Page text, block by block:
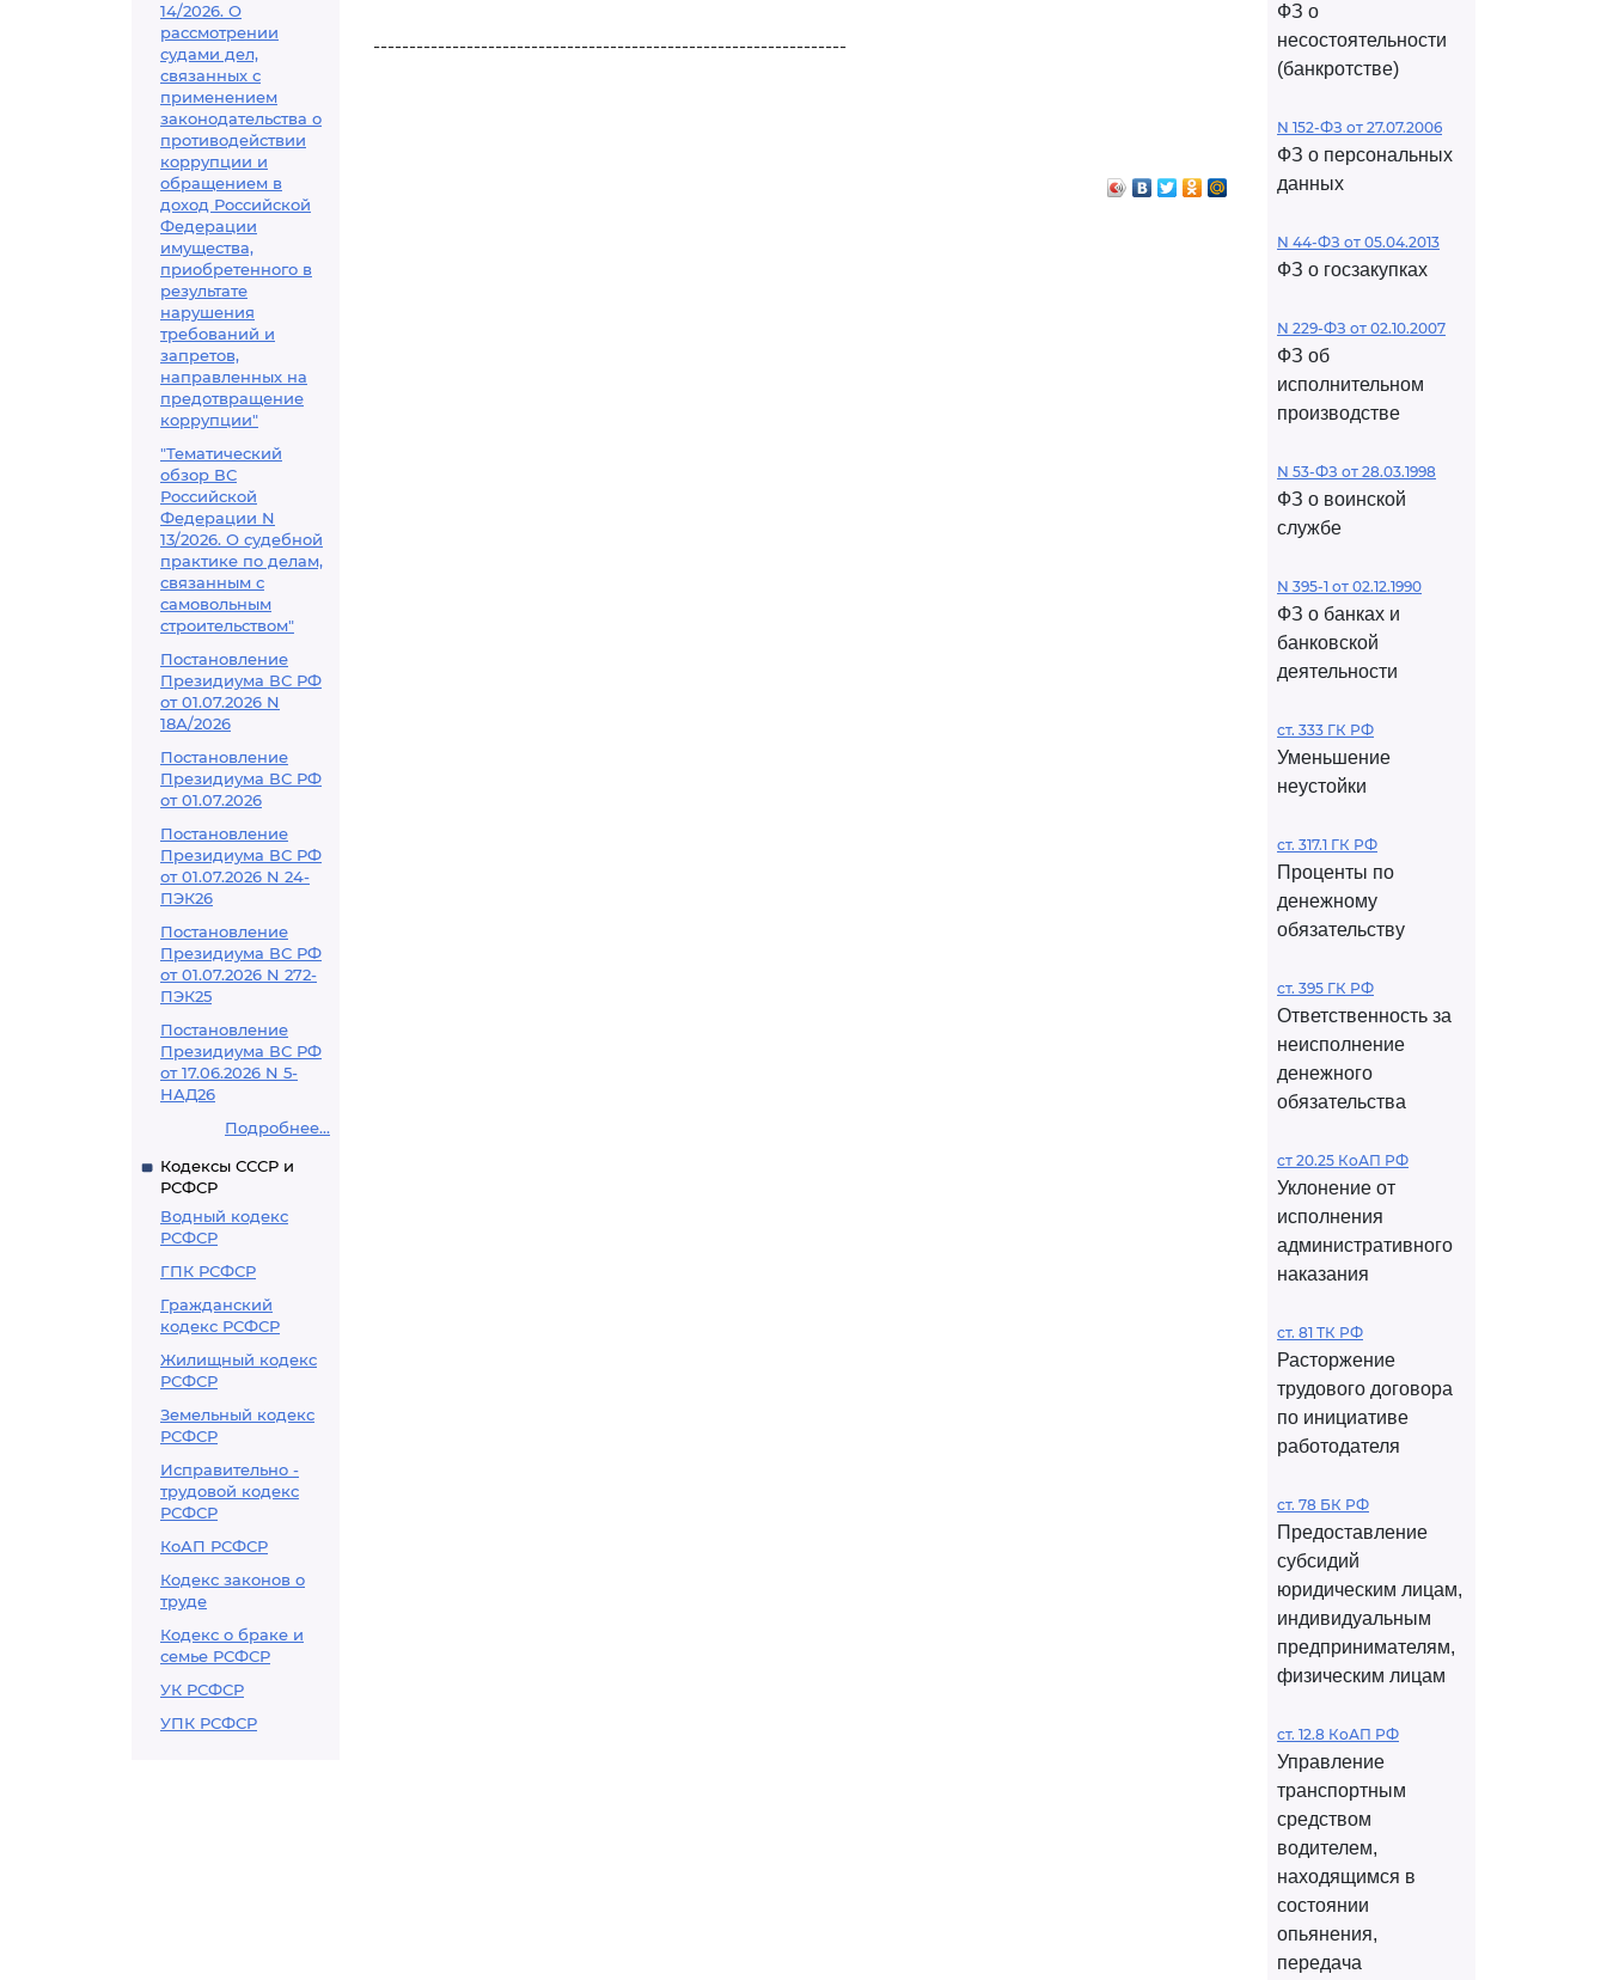
14/2026. О
рассмотрении
судами дел,
связанных с
применением
законодательства о
противодействии
коррупции и
обращением в
доход Российской
Федерации
имущества,
приобретенного в
результате
нарушения
требований и
запретов,
направленных на
предотвращение
коррупции"
"Тематический
обзор ВС
Российской
Федерации N
13/2026. О судебной
практике по делам,
связанным с
самовольным
строительством"
Постановление
Президиума ВС РФ
от 01.07.2026 N
18А/2026
Постановление
Президиума ВС РФ
от 01.07.2026
Постановление
Президиума ВС РФ
от 01.07.2026 N 24-
ПЭК26
Постановление
Президиума ВС РФ
от 01.07.2026 N 272-
ПЭК25
Постановление
Президиума ВС РФ
от 17.06.2026 N 5-
НАД26
Подробнее...
Кодексы СССР и
РСФСР
Водный кодекс
РСФСР
ГПК РСФСР
Гражданский
кодекс РСФСР
Жилищный кодекс
РСФСР
Земельный кодекс
РСФСР
Исправительно -
трудовой кодекс
РСФСР
КоАП РСФСР
Кодекс законов о
труде
Кодекс о браке и
семье РСФСР
УК РСФСР
УПК РСФСР
------------------------------------------------------------------
ФЗ о
несостоятельности
(банкротстве)
N 152-ФЗ от 27.07.2006
ФЗ о персональных
данных
N 44-ФЗ от 05.04.2013
ФЗ о госзакупках
N 229-ФЗ от 02.10.2007
ФЗ об
исполнительном
производстве
N 53-ФЗ от 28.03.1998
ФЗ о воинской
службе
N 395-1 от 02.12.1990
ФЗ о банках и
банковской
деятельности
ст. 333 ГК РФ
Уменьшение
неустойки
ст. 317.1 ГК РФ
Проценты по
денежному
обязательству
ст. 395 ГК РФ
Ответственность за
неисполнение
денежного
обязательства
ст 20.25 КоАП РФ
Уклонение от
исполнения
административного
наказания
ст. 81 ТК РФ
Расторжение
трудового договора
по инициативе
работодателя
ст. 78 БК РФ
Предоставление
субсидий
юридическим лицам,
индивидуальным
предпринимателям,
физическим лицам
ст. 12.8 КоАП РФ
Управление
транспортным
средством
водителем,
находящимся в
состоянии
опьянения,
передача